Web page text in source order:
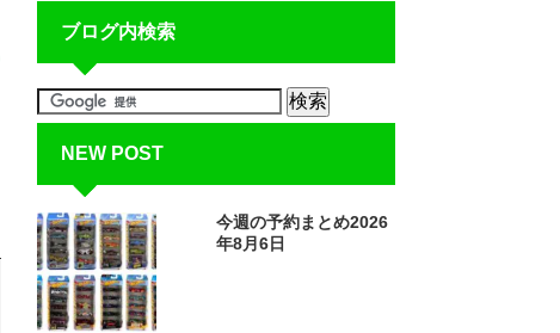
ブログ内検索
NEW POST
今週の予約まとめ2026
年8月6日